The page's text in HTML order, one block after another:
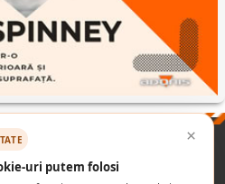
PROTECTIE
×
uri putem folosi